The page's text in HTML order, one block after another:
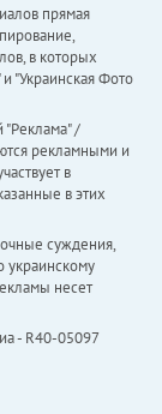
прямая
в которых
"Украинская Фото
"Реклама" /
рекламными и
в
в этих
суждения,
украинскому
несет
- R40-05097